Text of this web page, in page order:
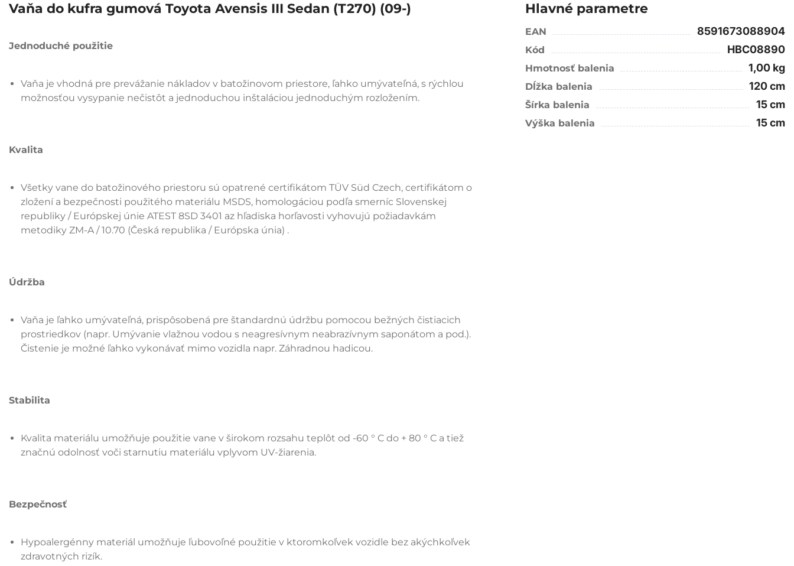
Vaňa do kufra gumová Toyota Avensis III Sedan (T270) (09-)
Jednoduché použitie
Vaňa je vhodná pre prevážanie nákladov v batožinovom priestore, ľahko umývateľná, s rýchlou
možnosťou vysypanie nečistôt a jednoduchou inštaláciou jednoduchým rozložením.
Kvalita
Všetky vane do batožinového priestoru sú opatrené certifikátom TÜV Süd Czech, certifikátom o
zložení a bezpečnosti použitého materiálu MSDS, homologáciou podľa smerníc Slovenskej
republiky / Európskej únie ATEST 8SD 3401 az hľadiska horľavosti vyhovujú požiadavkám
metodiky ZM-A / 10.70 (Česká republika / Európska únia) .
Údržba
Vaňa je ľahko umývateľná, prispôsobená pre štandardnú údržbu pomocou bežných čistiacich
prostriedkov (napr. Umývanie vlažnou vodou s neagresívnym neabrazívnym saponátom a pod.).
Čistenie je možné ľahko vykonávať mimo vozidla napr. Záhradnou hadicou.
Stabilita
Kvalita materiálu umožňuje použitie vane v širokom rozsahu teplôt od -60 ° C do + 80 ° C a tiež
značnú odolnosť voči starnutiu materiálu vplyvom UV-žiarenia.
Bezpečnosť
Hypoalergénny materiál umožňuje ľubovoľné použitie v ktoromkoľvek vozidle bez akýchkoľvek
zdravotných rizík.
Hlavné parametre
EAN 8591673088904
Kód HBC08890
Hmotnosť balenia 1,00 kg
Dĺžka balenia 120 cm
Šírka balenia 15 cm
Výška balenia 15 cm